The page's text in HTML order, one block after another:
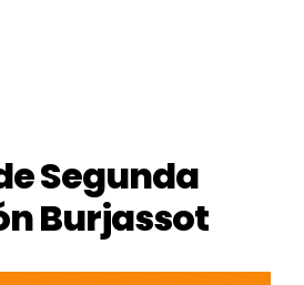
Segunda
Burjassot